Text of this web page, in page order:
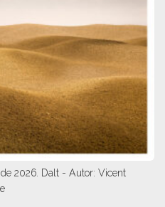
2026. Dalt - Autor: Vicent